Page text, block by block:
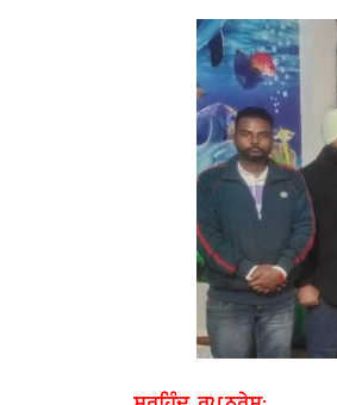
l
e
g
r
a
c
e
b
o
o
k